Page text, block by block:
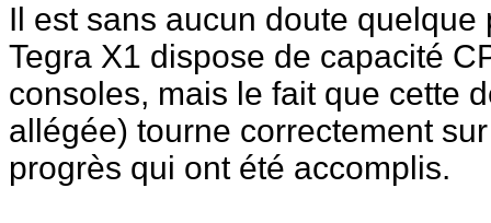
Il est sans aucun doute
Tegra X1 dispose de capacité
consoles, mais le fait que cette
allégée) tourne correctement
progrès qui ont été accomplis.